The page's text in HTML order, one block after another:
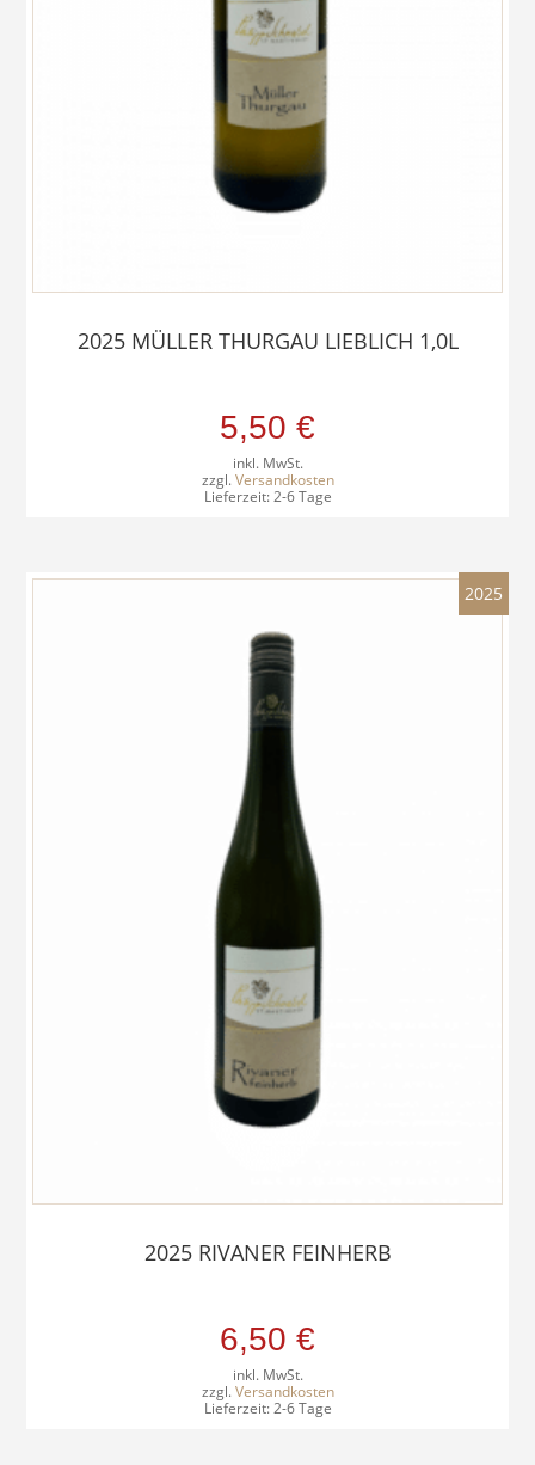
2025 MÜLLER THURGAU LIEBLICH 1,0L
5,50 €
inkl. MwSt.
zzgl.Versandkosten
Lieferzeit:2-6 Tage
2025
2025 RIVANER FEINHERB
6,50 €
inkl. MwSt.
zzgl.Versandkosten
Lieferzeit:2-6 Tage